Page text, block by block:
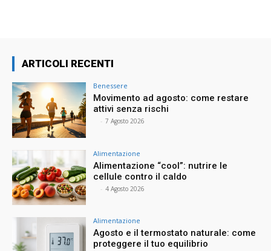
ARTICOLI RECENTI
Benessere
Movimento ad agosto: come restare
attivi senza rischi
- 7 Agosto 2026
Alimentazione
Alimentazione “cool”: nutrire le
cellule contro il caldo
- 4 Agosto 2026
Alimentazione
Agosto e il termostato naturale: come
proteggere il tuo equilibrio